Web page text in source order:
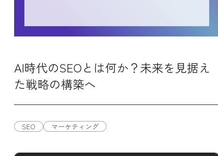
AI時代のSEOとは何か？未来を見据え
た戦略の構築へ
SEO マーケティング